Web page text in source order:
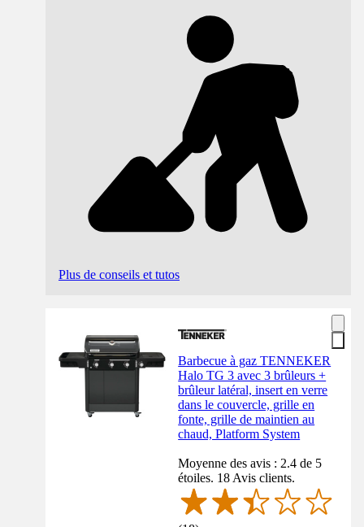
Plus de conseils et tutos
Barbecue à gaz TENNEKER
Halo TG 3 avec 3 brûleurs +
brûleur latéral, insert en verre
dans le couvercle, grille en
fonte, grille de maintien au
chaud, Platform System
Moyenne des avis : 2.4 de 5
étoiles. 18 Avis clients.